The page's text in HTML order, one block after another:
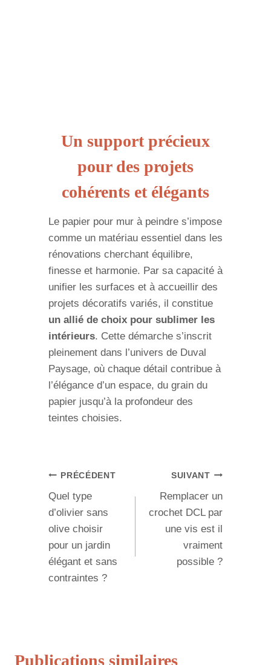
Un support précieux
pour des projets
cohérents et élégants
Le papier pour mur à peindre s’impose
comme un matériau essentiel dans les
rénovations cherchant équilibre,
finesse et harmonie. Par sa capacité à
unifier les surfaces et à accueillir des
projets décoratifs variés, il constitue
un allié de choix pour sublimer les
intérieurs. Cette démarche s’inscrit
pleinement dans l’univers de Duval
Paysage, où chaque détail contribue à
l’élégance d’un espace, du grain du
papier jusqu’à la profondeur des
teintes choisies.
Navigation
de
l’article
PRÉCÉDENT
Quel type
d’olivier sans
olive choisir
pour un jardin
élégant et sans
contraintes ?
SUIVANT
Remplacer un
crochet DCL par
une vis est il
vraiment
possible ?
Publications similaires